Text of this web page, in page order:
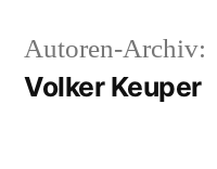
Autoren-Archiv:
Volker Keuper